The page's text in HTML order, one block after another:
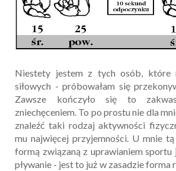
Niestety jestem z tych osób, które
siłowych - próbowałam się
Zawsze kończyło się to
zniechęceniem. To po prostu nie dla
znaleźć taki rodzaj aktywności
mu najwięcej przyjemności. U mnie
formą związaną z uprawianiem sportu
pływanie - jest to już w zasadzie forma